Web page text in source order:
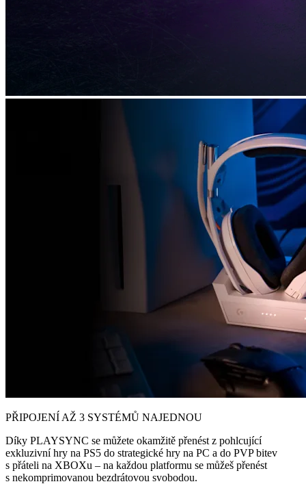
PŘIPOJENÍ AŽ 3 SYSTÉMŮ NAJEDNOU
Díky PLAYSYNC se můžete okamžitě přenést z pohlcující
exkluzivní hry na PS5 do strategické hry na PC a do PVP bitev
s přáteli na XBOXu – na každou platformu se můžeš přenést
s nekomprimovanou bezdrátovou svobodou.